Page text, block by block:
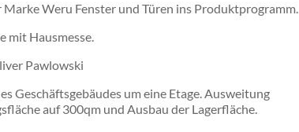
Marke Weru Fenster und Türen ins Produktprogramm.
mit Hausmesse.
Pawlowski
Geschäftsgebäudes um eine Etage. Ausweitung
auf 300qm und Ausbau der Lagerfläche.